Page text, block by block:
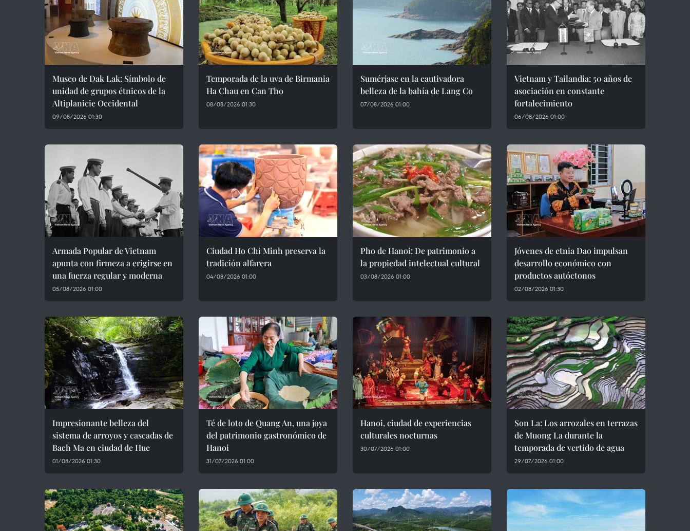
Museo de Dak Lak: Símbolo de
unidad de grupos étnicos de la
Altiplanicie Occidental
09/08/2026 01:30
Temporada de la uva de Birmania
Ha Chau en Can Tho
08/08/2026 01:30
Sumérjase en la cautivadora
belleza de la bahía de Lang Co
07/08/2026 01:00
Vietnam y Tailandia: 50 años de
asociación en constante
fortalecimiento
06/08/2026 01:00
Armada Popular de Vietnam
apunta con firmeza a erigirse en
una fuerza regular y moderna
05/08/2026 01:00
Ciudad Ho Chi Minh preserva la
tradición alfarera
04/08/2026 01:00
Pho de Hanoi: De patrimonio a
la propiedad intelectual cultural
03/08/2026 01:00
Jóvenes de etnia Dao impulsan
desarrollo económico con
productos autóctonos
02/08/2026 01:30
Impresionante belleza del
sistema de arroyos y cascadas de
Bach Ma en ciudad de Hue
01/08/2026 01:30
Té de loto de Quang An, una joya
del patrimonio gastronómico de
Hanoi
31/07/2026 01:00
Hanoi, ciudad de experiencias
culturales nocturnas
30/07/2026 01:00
Son La: Los arrozales en terrazas
de Muong La durante la
temporada de vertido de agua
29/07/2026 01:00